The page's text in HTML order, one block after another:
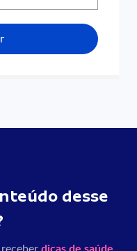
desse